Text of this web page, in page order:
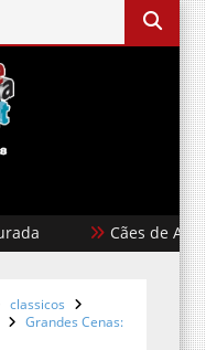
Cães de Aluguel
classicos
Grandes Cenas: